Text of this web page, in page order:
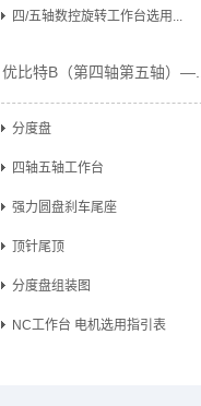
四/五轴数控旋转工作台选用...
优比特B（第四轴第五轴）—...
分度盘
四轴五轴工作台
强力圆盘刹车尾座
顶针尾顶
分度盘组装图
NC工作台 电机选用指引表